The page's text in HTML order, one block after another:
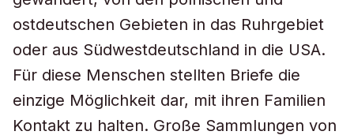
ostdeutschen Gebieten in das Ruhrgebiet
oder aus Südwestdeutschland in die USA.
Für diese Menschen stellten Briefe die
einzige Möglichkeit dar, mit ihren Familien
Kontakt zu halten. Große Sammlungen von